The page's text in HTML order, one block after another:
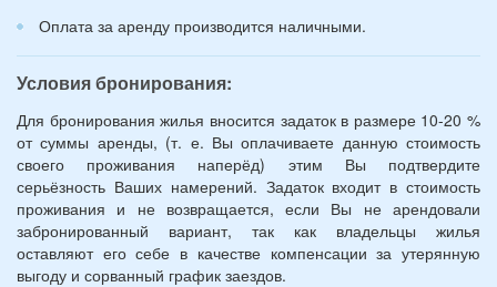
Оплата за аренду производится наличными.
Условия бронирования:
Для бронирования жилья вносится задаток в размере 10-20 %
от суммы аренды, (т. е. Вы оплачиваете данную стоимость
своего проживания наперёд) этим Вы подтвердите
серьёзность Ваших намерений. Задаток входит в стоимость
проживания и не возвращается, если Вы не арендовали
забронированный вариант, так как владельцы жилья
оставляют его себе в качестве компенсации за утерянную
выгоду и сорванный график заездов.